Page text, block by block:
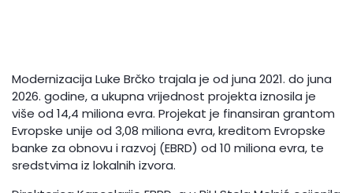
Modernizacija Luke Brčko trajala je od juna 2021. do juna
2026. godine, a ukupna vrijednost projekta iznosila je
više od 14,4 miliona evra. Projekat je finansiran grantom
Evropske unije od 3,08 miliona evra, kreditom Evropske
banke za obnovu i razvoj (EBRD) od 10 miliona evra, te
sredstvima iz lokalnih izvora.